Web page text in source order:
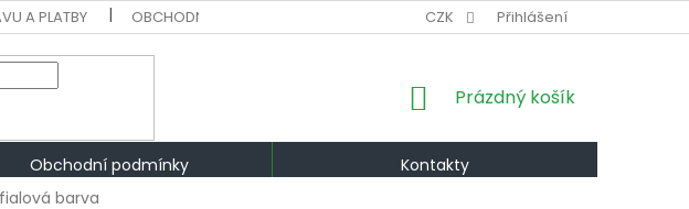
A PLATBY OBCHODNÍ PODMÍNKY VÝMĚNA A VRÁCENÍ PODMÍNKY OCHRANY
CZK Přihlášení
NÁKUPNÍ
Prázdný košík
Obchodní podmínky
Kontakty
barva